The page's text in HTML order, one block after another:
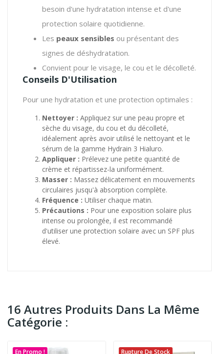
besoin d'une hydratation intense et d'une
protection solaire quotidienne.
Les peaux sensibles ou présentant des
signes de déshydratation.
Convient pour le visage, le cou et le décolleté.
Conseils D'Utilisation
Pour une hydratation et une protection optimales :
Nettoyer : Appliquez sur une peau propre et
sèche du visage, du cou et du décolleté,
idéalement après avoir utilisé le nettoyant et le
sérum de la gamme Hydrain 3 Hialuro.
Appliquer : Prélevez une petite quantité de
crème et répartissez-la uniformément.
Masser : Massez délicatement en mouvements
circulaires jusqu'à absorption complète.
Fréquence : Utiliser chaque matin.
Précautions : Pour une exposition solaire plus
intense ou prolongée, il est recommandé
d'utiliser une protection solaire avec un SPF plus
élevé.
16 Autres Produits Dans La Même
Catégorie :
En Promo ! Rupture De Stock